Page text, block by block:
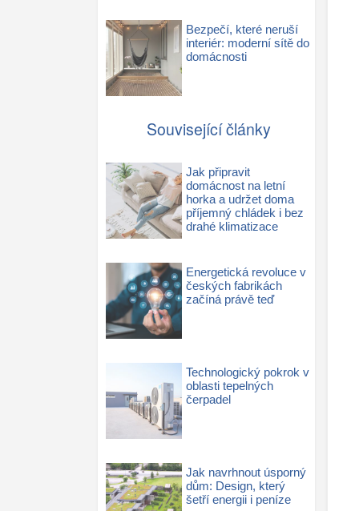
Bezpečí, které neruší
interiér: moderní sítě do
domácnosti
Související články
Jak připravit
domácnost na letní
horka a udržet doma
příjemný chládek i bez
drahé klimatizace
Energetická revoluce v
českých fabrikách
začíná právě teď
Technologický pokrok v
oblasti tepelných
čerpadel
Jak navrhnout úsporný
dům: Design, který
šetří energii i peníze